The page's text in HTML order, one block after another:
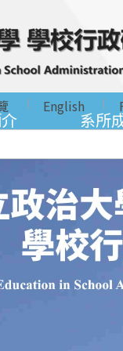
English
系所